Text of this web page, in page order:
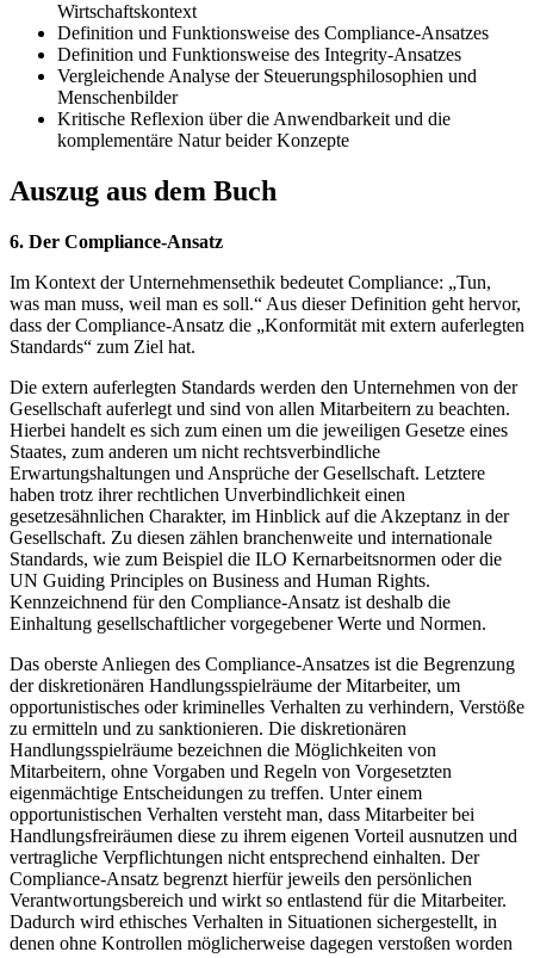
Wirtschaftskontext
Definition und Funktionsweise des Compliance-Ansatzes
Definition und Funktionsweise des Integrity-Ansatzes
Vergleichende Analyse der Steuerungsphilosophien und
Menschenbilder
Kritische Reflexion über die Anwendbarkeit und die
komplementäre Natur beider Konzepte
Auszug aus dem Buch
6. Der Compliance-Ansatz
Im Kontext der Unternehmensethik bedeutet Compliance: „Tun,
was man muss, weil man es soll.“ Aus dieser Definition geht hervor,
dass der Compliance-Ansatz die „Konformität mit extern auferlegten
Standards“ zum Ziel hat.
Die extern auferlegten Standards werden den Unternehmen von der
Gesellschaft auferlegt und sind von allen Mitarbeitern zu beachten.
Hierbei handelt es sich zum einen um die jeweiligen Gesetze eines
Staates, zum anderen um nicht rechtsverbindliche
Erwartungshaltungen und Ansprüche der Gesellschaft. Letztere
haben trotz ihrer rechtlichen Unverbindlichkeit einen
gesetzesähnlichen Charakter, im Hinblick auf die Akzeptanz in der
Gesellschaft. Zu diesen zählen branchenweite und internationale
Standards, wie zum Beispiel die ILO Kernarbeitsnormen oder die
UN Guiding Principles on Business and Human Rights.
Kennzeichnend für den Compliance-Ansatz ist deshalb die
Einhaltung gesellschaftlicher vorgegebener Werte und Normen.
Das oberste Anliegen des Compliance-Ansatzes ist die Begrenzung
der diskretionären Handlungsspielräume der Mitarbeiter, um
opportunistisches oder kriminelles Verhalten zu verhindern, Verstöße
zu ermitteln und zu sanktionieren. Die diskretionären
Handlungsspielräume bezeichnen die Möglichkeiten von
Mitarbeitern, ohne Vorgaben und Regeln von Vorgesetzten
eigenmächtige Entscheidungen zu treffen. Unter einem
opportunistischen Verhalten versteht man, dass Mitarbeiter bei
Handlungsfreiräumen diese zu ihrem eigenen Vorteil ausnutzen und
vertragliche Verpflichtungen nicht entsprechend einhalten. Der
Compliance-Ansatz begrenzt hierfür jeweils den persönlichen
Verantwortungsbereich und wirkt so entlastend für die Mitarbeiter.
Dadurch wird ethisches Verhalten in Situationen sichergestellt, in
denen ohne Kontrollen möglicherweise dagegen verstoßen worden